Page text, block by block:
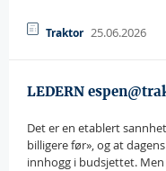
Traktor 25.06.2026
LEDERN
Det er en etablert
billigere før», og at
innhogg i budsjettet.